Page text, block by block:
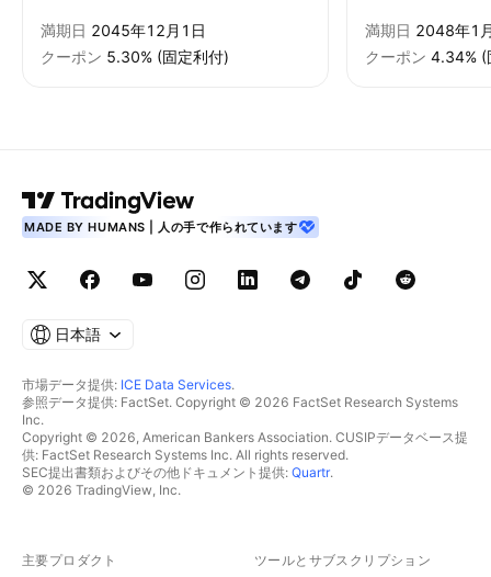
満期日 2045年12月1日
クーポン 5.30% (固定利付)
満期日 2048年1
クーポン 4.34% (
MADE BY HUMANS | 人の手で作られています
日本語
市場データ提供: ICE Data Services.
参照データ提供: FactSet. Copyright © 2026 FactSet Research Systems
Inc.
Copyright © 2026, American Bankers Association. CUSIPデータベース提
供: FactSet Research Systems Inc. All rights reserved.
SEC提出書類およびその他ドキュメント提供: Quartr.
© 2026 TradingView, Inc.
主要プロダクト ツールとサブスクリプション